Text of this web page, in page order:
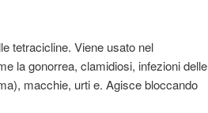
tetracicline. Viene usato nel
la gonorrea, clamidiosi, infezioni delle
macchie, urti e. Agisce bloccando